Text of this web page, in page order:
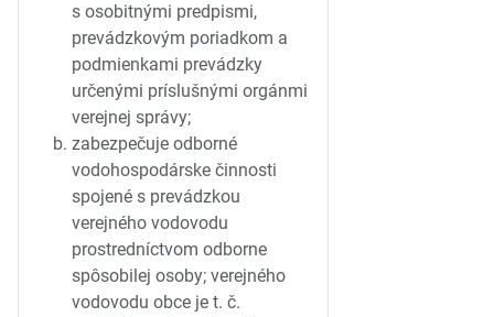
s osobitnými predpismi,
prevádzkovým poriadkom a
podmienkami prevádzky
určenými príslušnými orgánmi
verejnej správy;
zabezpečuje odborné
vodohospodárske činnosti
spojené s prevádzkou
verejného vodovodu
prostredníctvom odborne
spôsobilej osoby; verejného
vodovodu obce je t. č.